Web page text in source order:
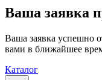
Ваша заявка
Ваша заявка успешно
вами в ближайшее
Каталог